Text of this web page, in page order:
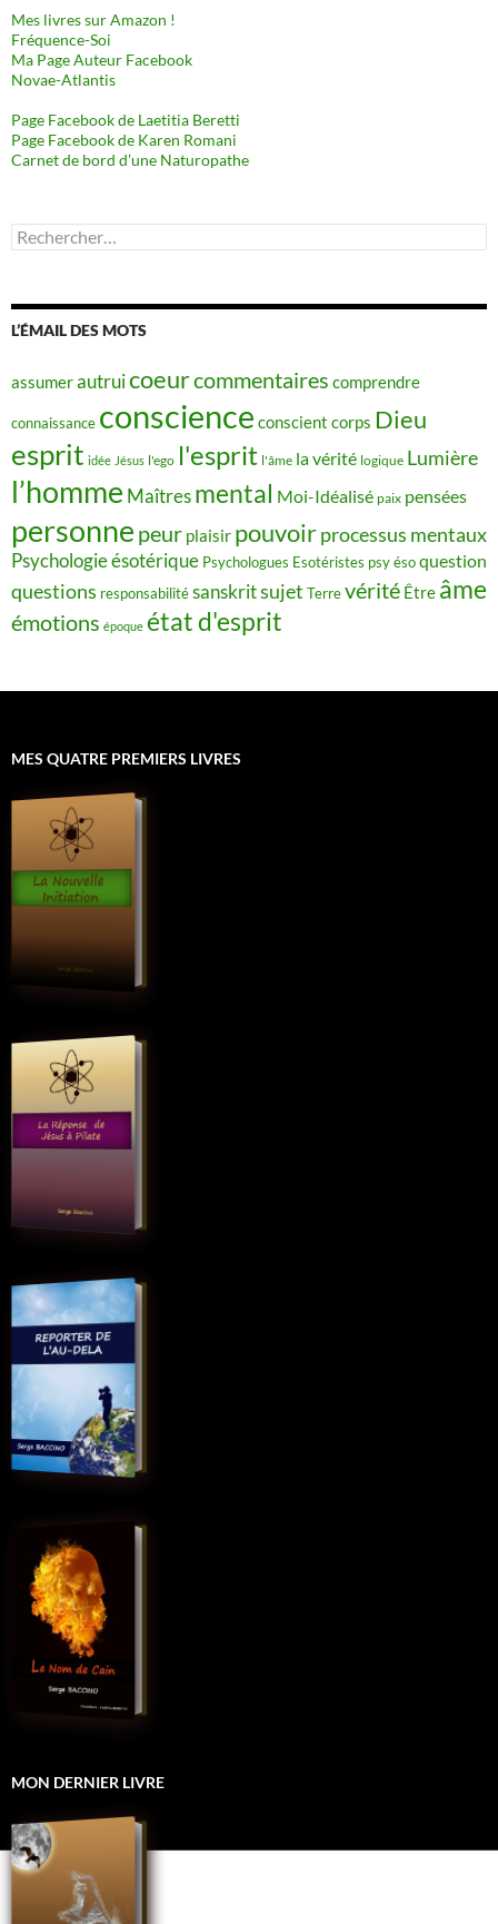
Mes livres sur Amazon !
Fréquence-Soi
Ma Page Auteur Facebook
Novae-Atlantis
Page Facebook de Laetitia Beretti
Page Facebook de Karen Romani
Carnet de bord d’une Naturopathe
Rechercher :
L’ÉMAIL DES MOTS
assumerautruicoeurcommentaires comprendre
connaissance conscience conscient corps Dieu
esprit idée Jésus l'ego l'esprit l'âme la vérité logique Lumière
l’homme Maîtres mental Moi-Idéalisé paix pensées
personne peur plaisir pouvoirprocessus mentaux
Psychologie ésotérique Psychologues Esotéristes psy ésoquestion
questions responsabilitésanskritsujet Terrevérité Être âme
émotions époque état d'esprit
MES QUATRE PREMIERS LIVRES
MON DERNIER LIVRE